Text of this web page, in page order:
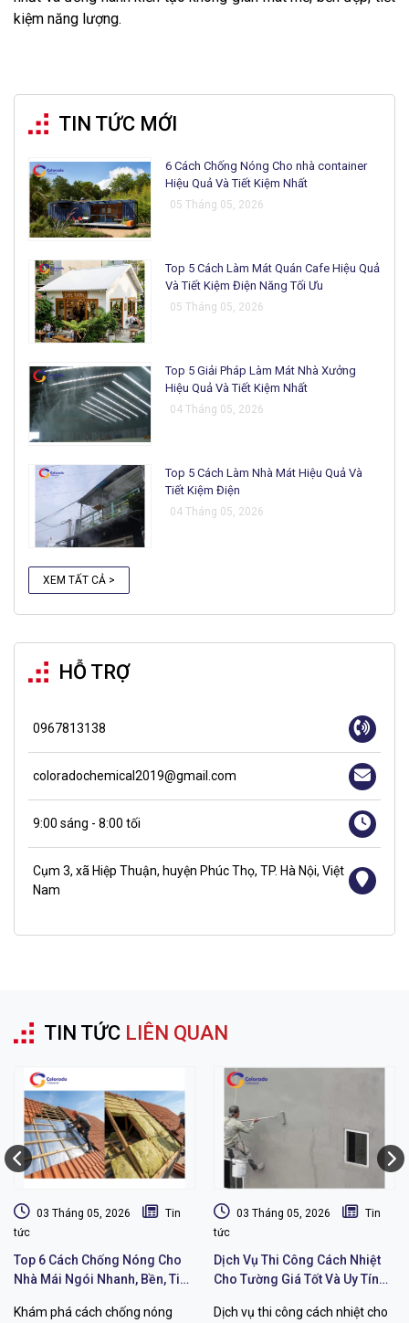
kiệm năng lượng.
TIN TỨC MỚI
6 Cách Chống Nóng Cho nhà container
Hiệu Quả Và Tiết Kiệm Nhất
05 Tháng 05, 2026
Top 5 Cách Làm Mát Quán Cafe Hiệu Quả
Và Tiết Kiệm Điện Năng Tối Ưu
05 Tháng 05, 2026
Top 5 Giải Pháp Làm Mát Nhà Xưởng
Hiệu Quả Và Tiết Kiệm Nhất
04 Tháng 05, 2026
Top 5 Cách Làm Nhà Mát Hiệu Quả Và
Tiết Kiệm Điện
04 Tháng 05, 2026
XEM TẤT CẢ >
HỖ TRỢ
0967813138
coloradochemical2019@gmail.com
9:00 sáng - 8:00 tối
Cụm 3, xã Hiệp Thuận, huyện Phúc Thọ, TP. Hà Nội, Việt
Nam
TIN TỨC LIÊN QUAN
03 Tháng 05, 2026
Tin
tức
Top 6 Cách Chống Nóng Cho
Nhà Mái Ngói Nhanh, Bền, Tiết
Khám phá cách chống nóng
03 Tháng 05, 2026
Tin
tức
Dịch Vụ Thi Công Cách Nhiệt
Cho Tường Giá Tốt Và Uy Tín
Dịch vụ thi công cách nhiệt cho